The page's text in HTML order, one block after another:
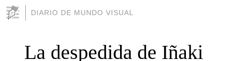
DIARIO DE MUNDO VISUAL
La despedida de Iñaki